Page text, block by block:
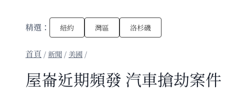
精選： 紐約 灣區 洛杉磯
/新聞 / 美國 /
屋崙近期頻發 汽車搶劫案件